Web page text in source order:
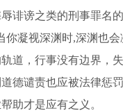
诽谤之类的刑事罪名
你凝视深渊时,深渊也
道，行事没有边界，
德谴责也应被法律惩
助才是应有之义。